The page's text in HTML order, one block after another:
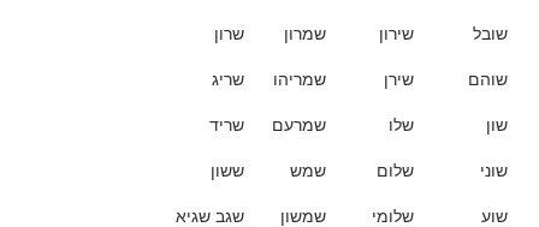
שובל
שוהם
שון
שוני
שוע
שירון
שירן
שלו
שלום
שלומי
שמרון
שמריהו
שמרעם
שמש
שמשון
שרון
שריג
שריד
ששון
שגב שגיא